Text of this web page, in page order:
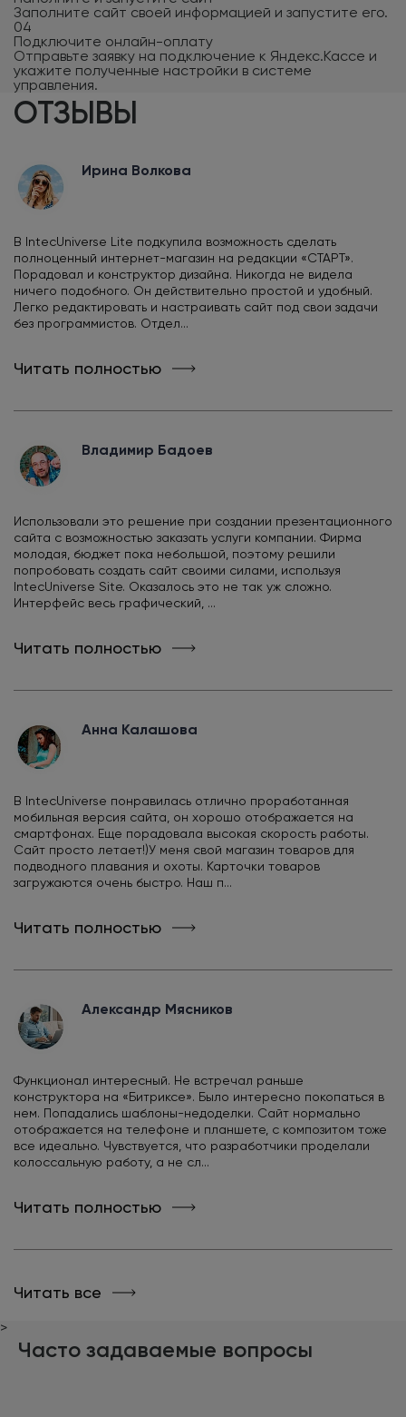
Заполните сайт своей информацией и запустите его.
04
Подключите онлайн-оплату
Отправьте заявку на подключение к Яндекс.Кассе и
укажите полученные настройки в системе
управления.
ОТЗЫВЫ
Ирина Волкова
В IntecUniverse Lite подкупила возможность сделать
полноценный интернет-магазин на редакции «СТАРТ».
Порадовал и конструктор дизайна. Никогда не видела
ничего подобного. Он действительно простой и удобный.
Легко редактировать и настраивать сайт под свои задачи
без программистов. Отдел...
Читать полностью
Владимир Бадоев
Использовали это решение при создании презентационного
сайта с возможностью заказать услуги компании. Фирма
молодая, бюджет пока небольшой, поэтому решили
попробовать создать сайт своими силами, используя
IntecUniverse Site. Оказалось это не так уж сложно.
Интерфейс весь графический, ...
Читать полностью
Анна Калашова
В IntecUniverse понравилась отлично проработанная
мобильная версия сайта, он хорошо отображается на
смартфонах. Еще порадовала высокая скорость работы.
Сайт просто летает!)У меня свой магазин товаров для
подводного плавания и охоты. Карточки товаров
загружаются очень быстро. Наш п...
Читать полностью
Александр Мясников
Функционал интересный. Не встречал раньше
конструктора на «Битриксе». Было интересно покопаться в
нем. Попадались шаблоны-недоделки. Сайт нормально
отображается на телефоне и планшете, с композитом тоже
все идеально. Чувствуется, что разработчики проделали
колоссальную работу, а не сл...
Читать полностью
Читать все
>
Часто задаваемые вопросы